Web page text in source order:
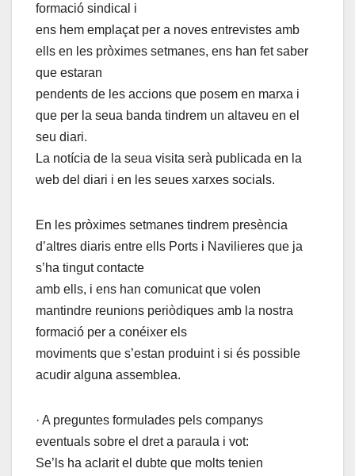
formació sindical i
ens hem emplaçat per a noves entrevistes amb
ells en les pròximes setmanes, ens han fet saber
que estaran
pendents de les accions que posem en marxa i
que per la seua banda tindrem un altaveu en el
seu diari.
La notícia de la seua visita serà publicada en la
web del diari i en les seues xarxes socials.
En les pròximes setmanes tindrem presència
d’altres diaris entre ells Ports i Navilieres que ja
s’ha tingut contacte
amb ells, i ens han comunicat que volen
mantindre reunions periòdiques amb la nostra
formació per a conéixer els
moviments que s’estan produint i si és possible
acudir alguna assemblea.
· A preguntes formulades pels companys
eventuals sobre el dret a paraula i vot:
Se’ls ha aclarit el dubte que molts tenien